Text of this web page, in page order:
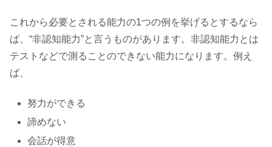
これから必要とされる能力の1つの例を挙げるとするなら
ば、“非認知能力”と言うものがあります。非認知能力とは
テストなどで測ることのできない能力になります。例え
ば、
努力ができる
諦めない
会話が得意